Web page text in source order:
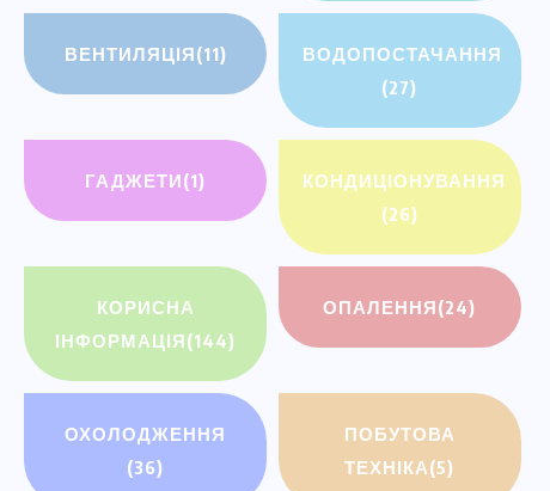
ВЕНТИЛЯЦІЯ(11)
ВОДОПОСТАЧАННЯ
(27)
ГАДЖЕТИ(1)
КОНДИЦІОНУВАННЯ
(26)
КОРИСНА
ІНФОРМАЦІЯ(144)
ОПАЛЕННЯ(24)
ОХОЛОДЖЕННЯ
(36)
ПОБУТОВА
ТЕХНІКА(5)